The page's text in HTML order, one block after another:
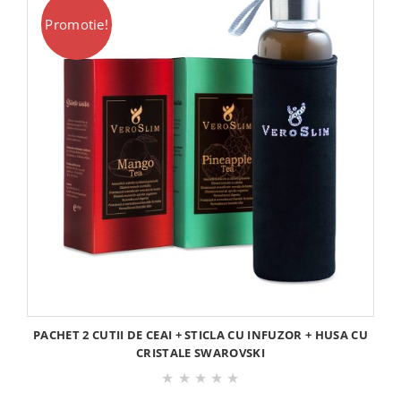
Promotie!
PACHET 2 CUTII DE CEAI + STICLA CU INFUZOR + HUSA CU
CRISTALE SWAROVSKI
★ ★ ★ ★ ★